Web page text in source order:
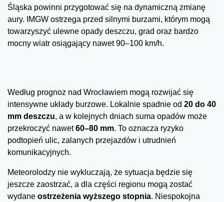
Śląska powinni przygotować się na dynamiczną zmianę
aury. IMGW ostrzega przed silnymi burzami, którym mogą
towarzyszyć ulewne opady deszczu, grad oraz bardzo
mocny wiatr osiągający nawet 90–100 km/h.
Według prognoz nad Wrocławiem mogą rozwijać się
intensywne układy burzowe. Lokalnie spadnie od 20 do 40
mm deszczu, a w kolejnych dniach suma opadów może
przekroczyć nawet60–80 mm. To oznacza ryzyko
podtopień ulic, zalanych przejazdów i utrudnień
komunikacyjnych.
Meteorolodzy nie wykluczają, że sytuacja będzie się
jeszcze zaostrzać, a dla części regionu mogą zostać
wydane ostrzeżenia wyższego stopnia. Niespokojna